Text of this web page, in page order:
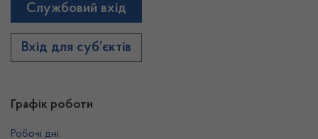
Графік роботи
Робочі дні:
Службовий вхід
Вхід для суб’єктів